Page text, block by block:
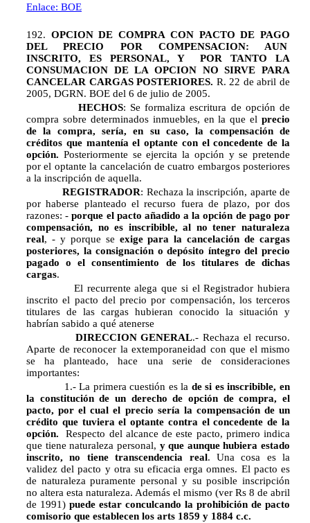
Enlace: BOE
192. OPCION DE COMPRA CON PACTO DE PAGO
DEL PRECIO POR COMPENSACION: AUN
INSCRITO, ES PERSONAL, Y POR TANTO LA
CONSUMACION DE LA OPCION NO SIRVE PARA
CANCELAR CARGAS POSTERIORES. R. 22 de abril de
2005, DGRN. BOE del 6 de julio de 2005.
HECHOS: Se formaliza escritura de opción de
compra sobre determinados inmuebles, en la que el precio
de la compra, sería, en su caso, la compensación de
créditos que mantenía el optante con el concedente de la
opción. Posteriormente se ejercita la opción y se pretende
por el optante la cancelación de cuatro embargos posteriores
a la inscripción de aquella.
REGISTRADOR: Rechaza la inscripción, aparte de
por haberse planteado el recurso fuera de plazo, por dos
razones: -porque el pacto añadido a la opción de pago por
compensación, no es inscribible, al no tener naturaleza
real, - y porque se exige para la cancelación de cargas
posteriores, la consignación o depósito íntegro del precio
pagado o el consentimiento de los titulares de dichas
cargas.
El recurrente alega que si el Registrador hubiera
inscrito el pacto del precio por compensación, los terceros
titulares de las cargas hubieran conocido la situación y
habrían sabido a qué atenerse
DIRECCION GENERAL.- Rechaza el recurso.
Aparte de reconocer la extemporaneidad con que el mismo
se ha planteado, hace una serie de consideraciones
importantes:
1.- La primera cuestión es la de si es inscribible, en
la constitución de un derecho de opción de compra, el
pacto, por el cual el precio sería la compensación de un
crédito que tuviera el optante contra el concedente de la
opción. Respecto del alcance de este pacto, primero indica
que tiene naturaleza personal, y que aunque hubiera estado
inscrito, no tiene transcendencia real. Una cosa es la
validez del pacto y otra su eficacia erga omnes. El pacto es
de naturaleza puramente personal y su posible inscripción
no altera esta naturaleza. Además el mismo (ver Rs 8 de abril
de 1991) puede estar conculcando la prohibición de pacto
comisorio que establecen los arts 1859 y 1884 c.c.